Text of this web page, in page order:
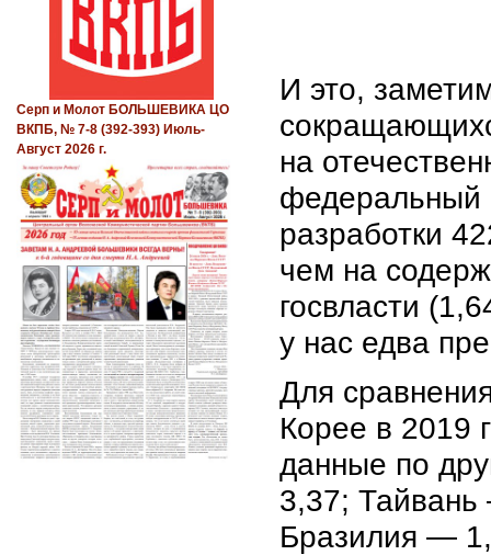
И это,
на
федеральный
разработки
чем на
госвласти
у нас едва
Для
Корее в 2019
данные по
3,37;
Бразилия —
Серп и Молот БОЛЬШЕВИКА ЦО
ВКПБ, № 7-8 (392-393) Июль-
Август 2026 г.